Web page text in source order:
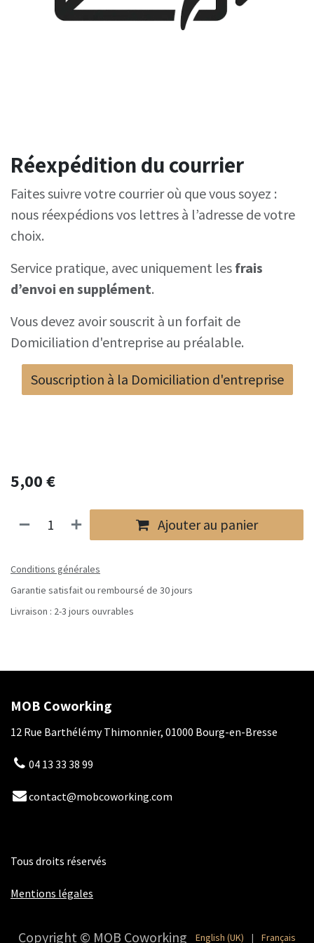
Réexpédition du courrier
Faites suivre votre courrier où que vous soyez :
nous réexpédions vos lettres à l’adresse de votre
choix.
Service pratique, avec uniquement les frais
d’envoi en supplément.
Vous devez avoir souscrit à un forfait de
Domiciliation d'entreprise au préalable.
Souscription à la Domiciliation d'entreprise
5,00€
Ajouter au panier
Conditions générales
Garantie satisfait ou remboursé de 30 jours
Livraison : 2-3 jours ouvrables
MOB Coworking
12 Rue Barthélémy Thimonnier, 01000 Bourg-en-Bresse
04 13 33 38 99
contact@mobcoworking.com
Tous droits réservés
Mentions légales
Copyright © MOB Coworking English (UK) | Français